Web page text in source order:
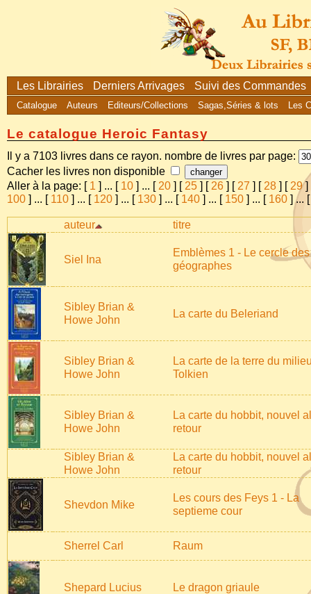
Les Librairies Derniers Arrivages Suivi des Commandes
Catalogue Auteurs Editeurs/Collections Sagas,Séries & lots Les
Le catalogue Heroic Fantasy
Il y a 7103 livres dans ce rayon. nombre de livres par page:
Cacher les livres non disponible
Aller à la page: [ 1 ] ... [ 10 ] ... [ 20 ] [ 25 ] [ 26 ] [ 27 ] [ 28 ] [ 29]
100 ] ... [ 110 ] ... [ 120 ] ... [ 130 ] ... [ 140 ] ... [ 150 ] ... [ 160 ]...
auteur titre
Siel Ina
Emblèmes 1 - Le cercle des
géographes
Sibley Brian &
Howe John
La carte du Beleriand
Sibley Brian &
Howe John
La carte de la terre du
Tolkien
Sibley Brian &
Howe John
La carte du hobbit, nouvel
retour
Sibley Brian &
Howe John
La carte du hobbit, nouvel
retour
Shevdon Mike
Les cours des Feys 1 - La
septieme cour
Sherrel Carl Raum
Shepard Lucius Le dragon griaule